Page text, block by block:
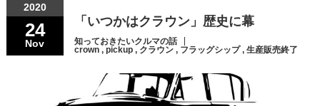
2020
24
Nov
「いつかはクラウン」歴史に幕
知っておきたいクルマの話
crown, pickup, クラウン, フラッグシップ, 生産販売終了